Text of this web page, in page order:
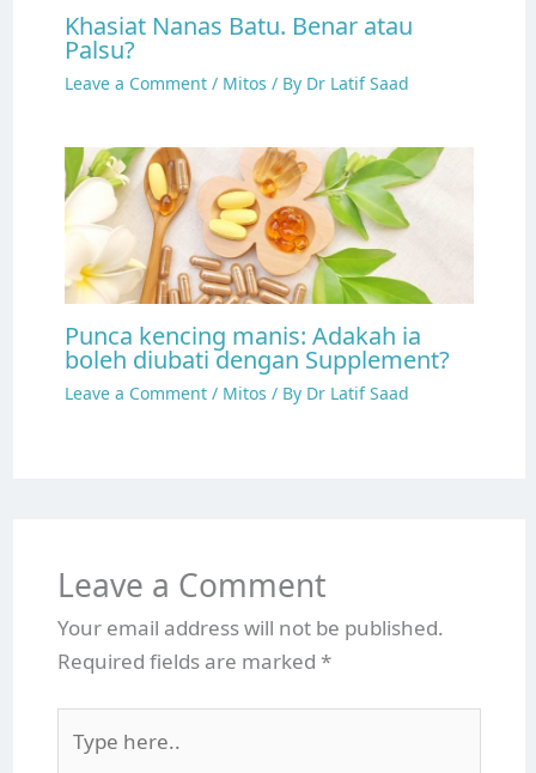
Khasiat Nanas Batu. Benar atau
Palsu?
Leave a Comment / Mitos / By Dr Latif Saad
Punca kencing manis: Adakah ia
boleh diubati dengan Supplement?
Leave a Comment / Mitos / By Dr Latif Saad
Leave a Comment
Your email address will not be published.
Required fields are marked *
here..